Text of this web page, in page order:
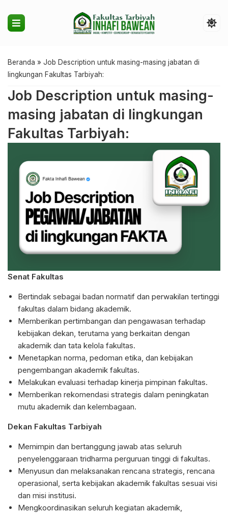
Beranda » Job Description untuk masing-masing jabatan di
lingkungan Fakultas Tarbiyah:
Job Description untuk masing-
masing jabatan di lingkungan
Fakultas Tarbiyah:
Senat Fakultas
Bertindak sebagai badan normatif dan perwakilan tertinggi
fakultas dalam bidang akademik.
Memberikan pertimbangan dan pengawasan terhadap
kebijakan dekan, terutama yang berkaitan dengan
akademik dan tata kelola fakultas.
Menetapkan norma, pedoman etika, dan kebijakan
pengembangan akademik fakultas.
Melakukan evaluasi terhadap kinerja pimpinan fakultas.
Memberikan rekomendasi strategis dalam peningkatan
mutu akademik dan kelembagaan.
Dekan Fakultas Tarbiyah
Memimpin dan bertanggung jawab atas seluruh
penyelenggaraan tridharma perguruan tinggi di fakultas.
Menyusun dan melaksanakan rencana strategis, rencana
operasional, serta kebijakan akademik fakultas sesuai visi
dan misi institusi.
Mengkoordinasikan seluruh kegiatan akademik,